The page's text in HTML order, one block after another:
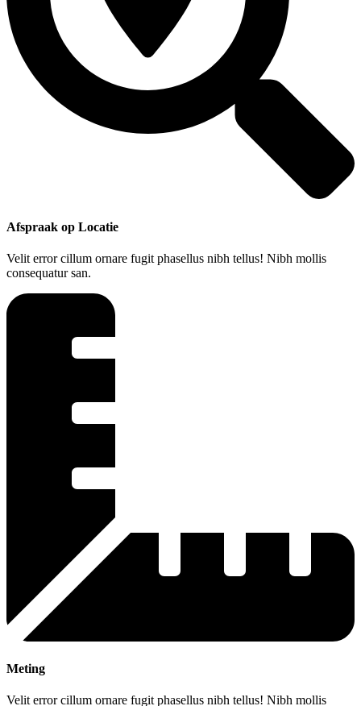
Afspraak op Locatie
Velit error cillum ornare fugit phasellus nibh tellus! Nibh mollis
consequatur san.
Meting
Velit error cillum ornare fugit phasellus nibh tellus! Nibh mollis